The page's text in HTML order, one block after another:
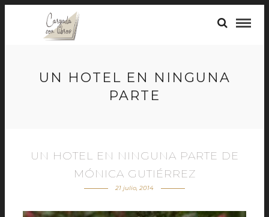
UN HOTEL EN NINGUNA
PARTE
UN HOTEL EN NINGUNA PARTE DE
MÓNICA GUTIÉRREZ
21 julio, 2014